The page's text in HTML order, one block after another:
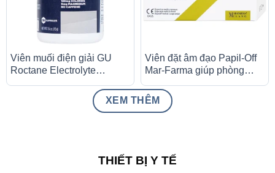
Viên muối điện giải GU
Roctane Electrolyte
lượng và chất điện giải (50
Viên đặt âm đạo Papil-Off
Mar-Farma giúp phòng
tổn thương do HPV (2 vỉ x
5 viên)
XEM THÊM
THIẾT BỊ Y TẾ